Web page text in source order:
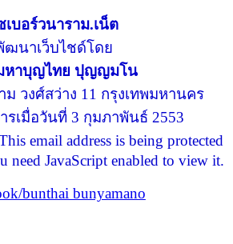
เบอร์วนาราม.เน็ต
ฒนาเว็บไชด์โดย
หาบุญไทย ปุญญมโน
วงศ์สว่าง 11 กรุงเทพมหานคร
รเมื่อวันที่ 3 กุมภาพันธ์ 2553
email address is being protected
need JavaScript enabled to view it.
bunthai bunyamano